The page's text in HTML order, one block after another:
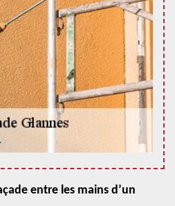
entre les mains d’un